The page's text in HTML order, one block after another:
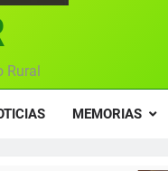
Francisco Nieva de
Rural
MEMORIAS